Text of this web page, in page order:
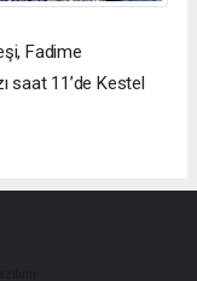
Fadime
saat 11’de Kestel